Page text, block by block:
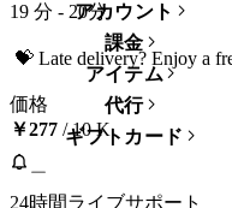
アカウント
課金
アイテム
代行
ギフトカード
24時間ライブサポート
19 分 - 20分
価格
￥277 / 10 K